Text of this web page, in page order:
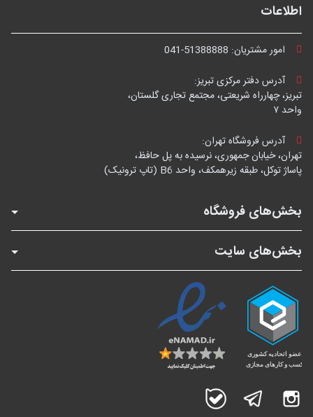
اطلاعات
امور مشتریان: 041-51388888
آدرس دفتر مرکزی تبریز:
تبریز، چهارراه شریعتی، مجتمع تجاری گلستان،
واحد ۷
آدرس فروشگاه تهران:
تهران، خیابان جمهوری، نرسیده به پل حافظ،
پاساژ توکل، طبقه زیرهمکف، واحد B6 (تاپ ترونیک)
بخش‌های فروشگاه
بخش‌های سایت
اینستاگرام تلگرام